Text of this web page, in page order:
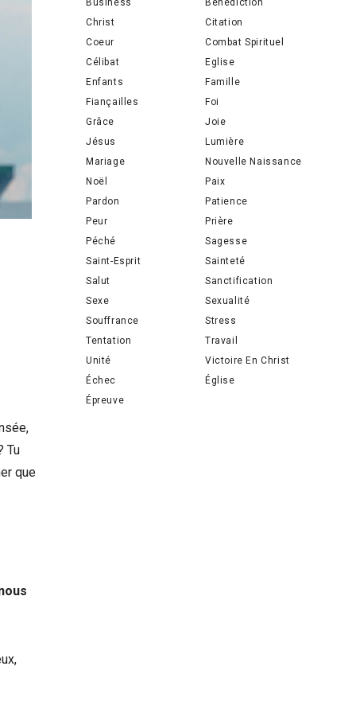
Tu
que
Business
Bénédiction
Christ
Citation
Coeur
Combat Spirituel
Célibat
Eglise
Enfants
Famille
Fiançailles
Foi
Grâce
Joie
Jésus
Lumière
Mariage
Nouvelle Naissance
Noël
Paix
Pardon
Patience
Peur
Prière
Péché
Sagesse
Saint-Esprit
Sainteté
Salut
Sanctification
Sexe
Sexualité
Souffrance
Stress
Tentation
Travail
Unité
Victoire En Christ
Échec
Église
Épreuve